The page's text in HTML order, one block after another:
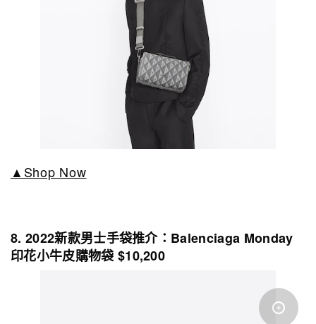
▲Shop Now
8. 2022新款男士手袋推介：Balenciaga Monday
印花小牛皮購物袋 $10,200